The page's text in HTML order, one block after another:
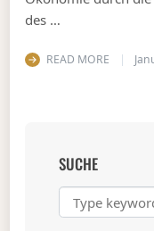
des …
READ MORE
SUCHE